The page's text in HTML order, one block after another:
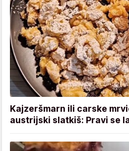
Kajzeršmarn ili carske
austrijski slatkiš: Pravi se